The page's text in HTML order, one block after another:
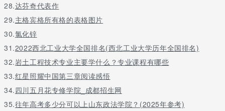
28.达芬奇代表作
29.主格宾格所有格的表格图片
30.氯化锌
31.2022西北工业大学全国排名(西北工业大学历年全国排名)
32.岩土工程技术专业主要学什么？专业课程有哪些
33.红星照耀中国第三章阅读感悟
34.四川五月花专修学院_成都招生网
35.往年高考多少分可以上山东政法学院？(2025年参考)